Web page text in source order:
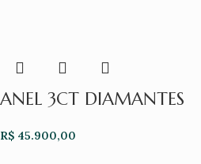
ANEL 3CT DIAMANTES
R$ 45.900,00